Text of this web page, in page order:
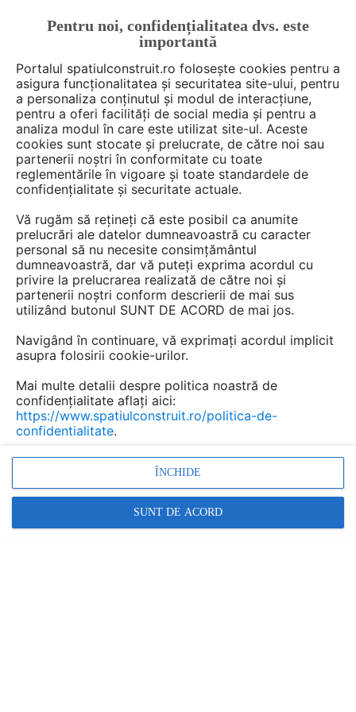
TRIMITE PE EMAIL ACEST SUBIECT
Pentru noi, confidențialitatea dvs. este
importantă
Portalul spatiulconstruit.ro folosește cookies pentru a
asigura funcționalitatea și securitatea site-ului, pentru
a personaliza conținutul și modul de interacțiune,
pentru a oferi facilități de social media și pentru a
analiza modul în care este utilizat site-ul. Aceste
cookies sunt stocate și prelucrate, de către noi sau
partenerii noștri în conformitate cu toate
reglementările în vigoare și toate standardele de
confidențialitate și securitate actuale.
Vă rugăm să rețineți că este posibil ca anumite
prelucrări ale datelor dumneavoastră cu caracter
personal să nu necesite consimțământul
dumneavoastră, dar vă puteți exprima acordul cu
privire la prelucrarea realizată de către noi și
partenerii noștri conform descrierii de mai sus
utilizând butonul SUNT DE ACORD de mai jos.
Navigând în continuare, vă exprimați acordul implicit
asupra folosirii cookie-urilor.
Mai multe detalii despre politica noastră de
confidențialitate aflați aici:
https://www.spatiulconstruit.ro/politica-de-
confidentialitate.
ÎNCHIDE
SUNT DE ACORD